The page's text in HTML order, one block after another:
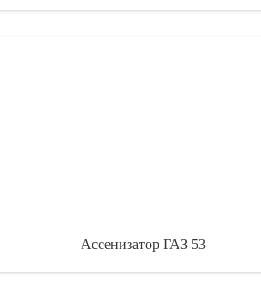
Ассенизатор ГАЗ 53